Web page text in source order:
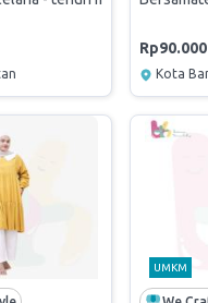
Rp90.000
Kota
UMKM